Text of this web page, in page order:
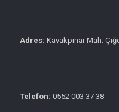
Adres: Kavakpınar Mah.
Telefon: 0552 003 37 38